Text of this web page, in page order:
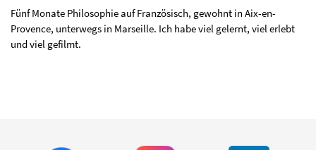
Fünf Monate Philosophie auf Französisch, gewohnt in Aix-en-
Provence, unterwegs in Marseille. Ich habe viel gelernt, viel erlebt
und viel gefilmt.